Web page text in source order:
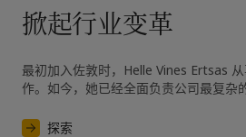
掀起行业变革
最初加入佐敦时，Helle Vines Ertsas
作。如今，她已经全面负责公司最复杂
探索